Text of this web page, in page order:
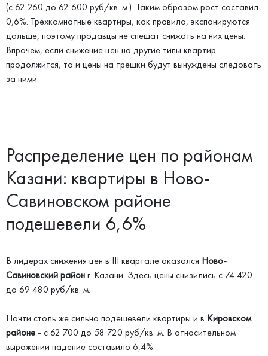
(с 62 260 до 62 600 руб/кв. м.). Таким образом рост составил
0,6%. Трёхкомнатные квартиры, как правило, экспонируются
дольше, поэтому продавцы не спешат снижать на них цены.
Впрочем, если снижение цен на другие типы квартир
продолжится, то и цены на трёшки будут вынуждены следовать
за ними.
Распределение цен по районам
Казани: квартиры в Ново-
Савиновском районе
подешевели 6,6%
В лидерах снижения цен в III квартале оказался Ново-
Савиновский район г. Казани. Здесь цены снизились с 74 420
до 69 480 руб/кв. м.
Почти столь же сильно подешевели квартиры и в Кировском
районе - с 62 700 до 58 720 руб/кв. м. В относительном
выражении падение составило 6,4%.